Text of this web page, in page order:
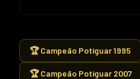
🏆 Campeão Potiguar 1995
🏆 Campeão Potiguar 2007